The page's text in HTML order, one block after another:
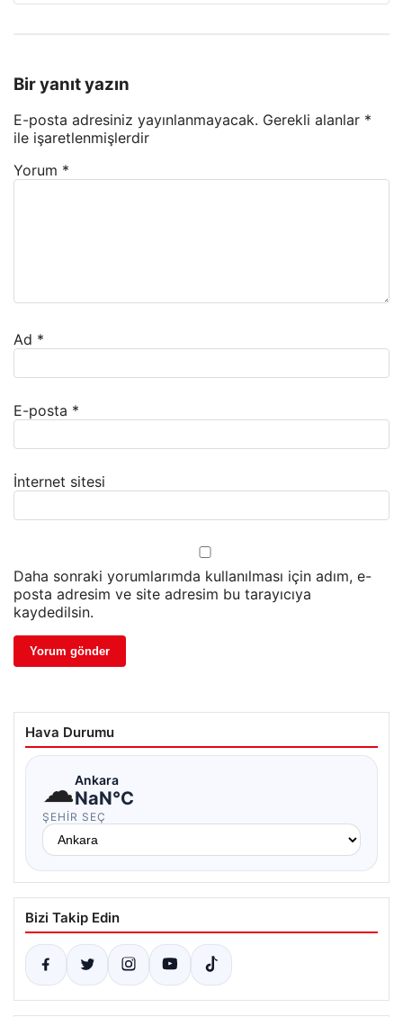
Bir yanıt yazın
E-posta adresiniz yayınlanmayacak. Gerekli alanlar *
ile işaretlenmişlerdir
Yorum *
Ad *
E-posta *
İnternet sitesi
Daha sonraki yorumlarımda kullanılması için adım, e-
posta adresim ve site adresim bu tarayıcıya
kaydedilsin.
Hava Durumu
☁Ankara
NaN°C
ŞEHIR SEÇ
Bizi Takip Edin